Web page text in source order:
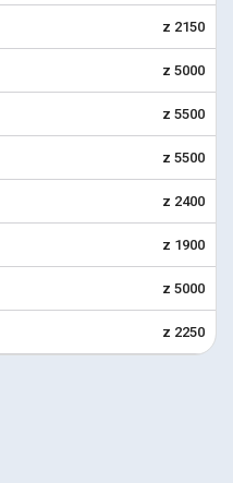
z 2150
z 5000
z 5500
z 5500
z 2400
z 1900
z 5000
z 2250